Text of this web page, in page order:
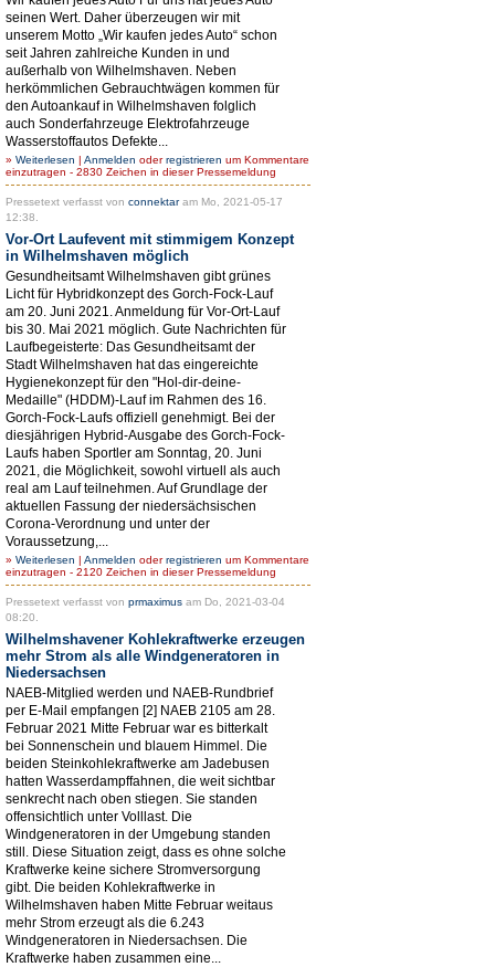
seinen Wert. Daher überzeugen wir mit
unserem Motto „Wir kaufen jedes Auto“ schon
seit Jahren zahlreiche Kunden in und
außerhalb von Wilhelmshaven. Neben
herkömmlichen Gebrauchtwägen kommen für
den Autoankauf in Wilhelmshaven folglich
auch Sonderfahrzeuge Elektrofahrzeuge
Wasserstoffautos Defekte...
» Weiterlesen | Anmelden oderregistrieren um Kommentare
einzutragen - 2830 Zeichen in dieser Pressemeldung
Pressetext verfasst von connektaram Mo, 2021-05-17
12:38.
Vor-Ort Laufevent mit stimmigem Konzept
in Wilhelmshaven möglich
Gesundheitsamt Wilhelmshaven gibt grünes
Licht für Hybridkonzept des Gorch-Fock-Lauf
am 20. Juni 2021. Anmeldung für Vor-Ort-Lauf
bis 30. Mai 2021 möglich. Gute Nachrichten für
Laufbegeisterte: Das Gesundheitsamt der
Stadt Wilhelmshaven hat das eingereichte
Hygienekonzept für den "Hol-dir-deine-
Medaille" (HDDM)-Lauf im Rahmen des 16.
Gorch-Fock-Laufs offiziell genehmigt. Bei der
diesjährigen Hybrid-Ausgabe des Gorch-Fock-
Laufs haben Sportler am Sonntag, 20. Juni
2021, die Möglichkeit, sowohl virtuell als auch
real am Lauf teilnehmen. Auf Grundlage der
aktuellen Fassung der niedersächsischen
Corona-Verordnung und unter der
Voraussetzung,...
» Weiterlesen | Anmelden oderregistrieren um Kommentare
einzutragen - 2120 Zeichen in dieser Pressemeldung
Pressetext verfasst von prmaximus am Do, 2021-03-04
08:20.
Wilhelmshavener Kohlekraftwerke erzeugen
mehr Strom als alle Windgeneratoren in
Niedersachsen
NAEB-Mitglied werden und NAEB-Rundbrief
per E-Mail empfangen [2] NAEB 2105 am 28.
Februar 2021 Mitte Februar war es bitterkalt
bei Sonnenschein und blauem Himmel. Die
beiden Steinkohlekraftwerke am Jadebusen
hatten Wasserdampffahnen, die weit sichtbar
senkrecht nach oben stiegen. Sie standen
offensichtlich unter Volllast. Die
Windgeneratoren in der Umgebung standen
still. Diese Situation zeigt, dass es ohne solche
Kraftwerke keine sichere Stromversorgung
gibt. Die beiden Kohlekraftwerke in
Wilhelmshaven haben Mitte Februar weitaus
mehr Strom erzeugt als die 6.243
Windgeneratoren in Niedersachsen. Die
Kraftwerke haben zusammen eine...